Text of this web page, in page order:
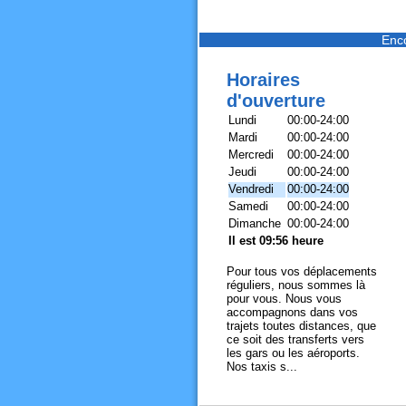
Horaires
d'ouverture
Lundi
00:00-24:00
Mardi
00:00-24:00
Mercredi
00:00-24:00
Jeudi
00:00-24:00
Vendredi
00:00-24:00
Samedi
00:00-24:00
Dimanche 00:00-24:00
Il est 09:56 heure
Pour tous vos déplacements
réguliers, nous sommes là
pour vous. Nous vous
accompagnons dans vos
trajets toutes distances, que
ce soit des transferts vers
les gars ou les aéroports.
Nos taxis s...